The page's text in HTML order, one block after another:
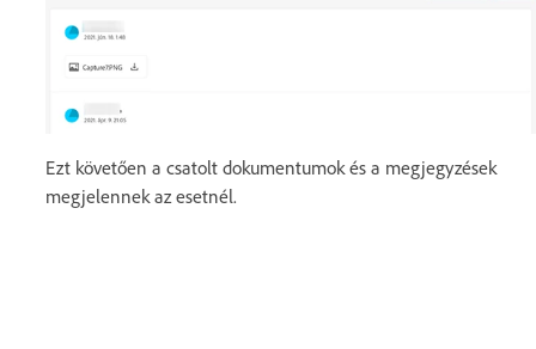
Ezt követően a csatolt dokumentumok és a megjegyzések
megjelennek az esetnél.